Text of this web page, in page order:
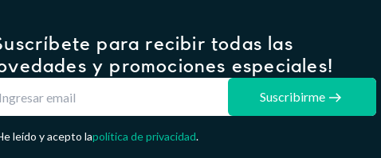
para recibir todas las
y promociones especiales!
Suscribirme
leído y acepto lapolítica de privacidad.